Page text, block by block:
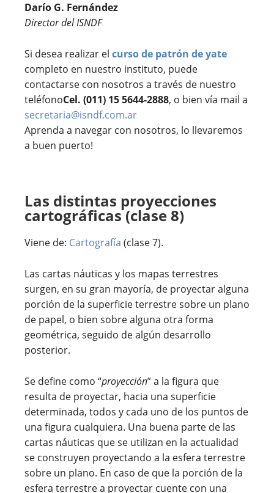
Darío G. Fernández
Director del ISNDF
Si desea realizar el curso de patrón de yate
completo en nuestro instituto, puede
contactarse con nosotros a través de nuestro
teléfonoCel. (011) 15 5644-2888, o bien vía mail a
secretaria@isndf.com.ar
Aprenda a navegar con nosotros, lo llevaremos
a buen puerto!
Las distintas proyecciones
cartográficas (clase 8)
Viene de: Cartografía (clase 7).
Las cartas náuticas y los mapas terrestres
surgen, en su gran mayoría, de proyectar alguna
porción de la superficie terrestre sobre un plano
de papel, o bien sobre alguna otra forma
geométrica, seguido de algún desarrollo
posterior.
Se define como “proyección” a la figura que
resulta de proyectar, hacia una superficie
determinada, todos y cada uno de los puntos de
una figura cualquiera. Una buena parte de las
cartas náuticas que se utilizan en la actualidad
se construyen proyectando a la esfera terrestre
sobre un plano. En caso de que la porción de la
esfera terrestre a proyectar cuente con una